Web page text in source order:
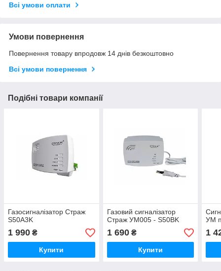
Всі умови оплати
Умови повернення
Повернення товару впродовж 14 днів безкоштовно
Всі умови повернення
Подібні товари компанії
Газосигналізатор Страж
S50А3K
1 990 ₴
Купити
Газовий сигналізатор
Страж УМ005 - S50BK
1 690₴
Купити
УМ
1